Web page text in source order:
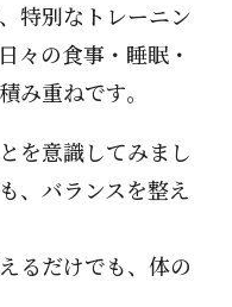
特別なトレーニン
々の食事・睡眠・
み重ねです。
を意識してみまし
、バランスを整え
るだけでも、体の